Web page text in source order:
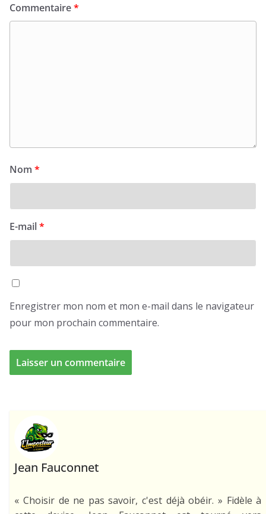
Commentaire*
Nom *
E-mail*
Enregistrer mon nom et mon e-mail dans le navigateur
pour mon prochain commentaire.
Jean Fauconnet
« Choisir de ne pas savoir, c'est déjà obéir. » Fidèle à